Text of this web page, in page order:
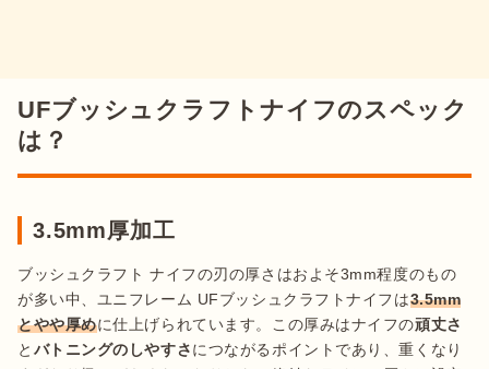
UFブッシュクラフトナイフのスペック
は？
3.5mm厚加工
ブッシュクラフト ナイフの刃の厚さはおよそ3mm程度のもの
が多い中、ユニフレーム UFブッシュクラフトナイフは3.5mm
とやや厚めに仕上げられています。この厚みはナイフの頑丈さ
と バトニングのしやすさにつながるポイントであり、重くなり